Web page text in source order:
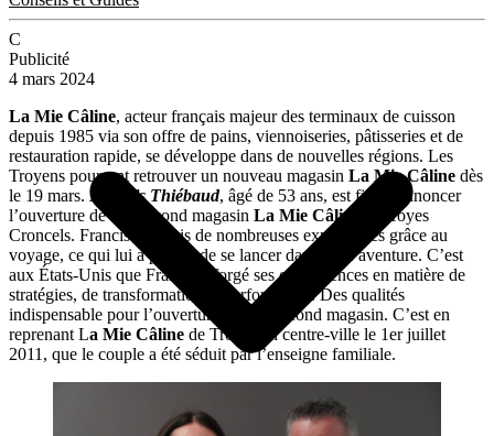
C
Publicité
4 mars 2024
La Mie Câline, acteur français majeur des terminaux de cuisson
depuis 1985 via son offre de pains, viennoiseries, pâtisseries et de
restauration rapide, se développe dans de nouvelles régions. Les
Troyens pourront retrouver un nouveau magasin La Mie Câline dès
le 19 mars. Francis Thiébaud, âgé de 53 ans, est fier d’annoncer
l’ouverture de son second magasin La Mie Câline
, à Troyes
Croncels. Francis a acquis de nombreuses expériences grâce au
voyage, ce qui lui a permis de se lancer dans cette aventure. C’est
aux États-Unis que Francis a forgé ses compétences en matière de
stratégies, de transformation et performance. Des qualités
indispensable pour l’ouverture de son second magasin. C’est en
reprenant La Mie Câline de Troyes en centre-ville le 1er juillet
2011, que le couple a été séduit par l’enseigne familiale.